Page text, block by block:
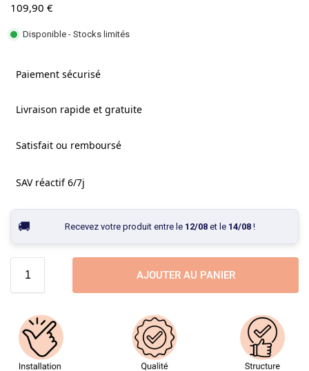
109,90 €
Disponible - Stocks limités
Paiement sécurisé
Livraison rapide et gratuite
Satisfait ou remboursé
SAV réactif 6/7j
Recevez votre produit entre le 12/08et le 14/08!
AJOUTER AU PANIER